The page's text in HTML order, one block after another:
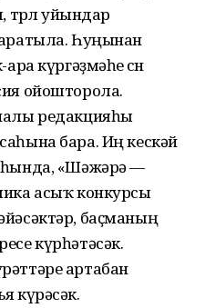
уйындар
Һуңынан
күргәҙмәһе өсөн
ойошторола.
редакцияһы
бара. Иң кескәй
«Шәжәрә —
асыҡ конкурсы
баҫманың
күрһәтәсәк.
артабан
күрәсәк.